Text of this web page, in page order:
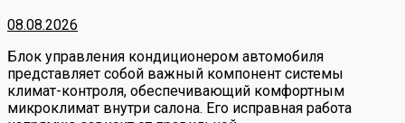
08.08.2026
Блок управления кондиционером автомобиля
представляет собой важный компонент системы
климат-контроля, обеспечивающий комфортным
микроклимат внутри салона. Его исправная работа